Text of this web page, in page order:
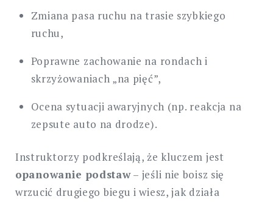
Zmiana pasa ruchu na trasie szybkiego
ruchu,
Poprawne zachowanie na rondach i
skrzyżowaniach „na pięć”,
Ocena sytuacji awaryjnych (np. reakcja na
zepsute auto na drodze).
Instruktorzy podkreślają, że kluczem jest
opanowanie podstaw– jeśli nie boisz się
wrzucić drugiego biegu i wiesz, jak działa